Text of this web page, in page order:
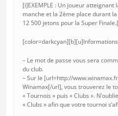
[i]EXEMPLE : Un joueur
manche et la 2ème place durant
12 500 jetons pour la Super
– Le mot de passe vous sera
du club.
– Sur le [url=http://
Winamax[/url], vous trouverez le
« Tournois » puis « Clubs ».
« Clubs » afin que votre tournoi